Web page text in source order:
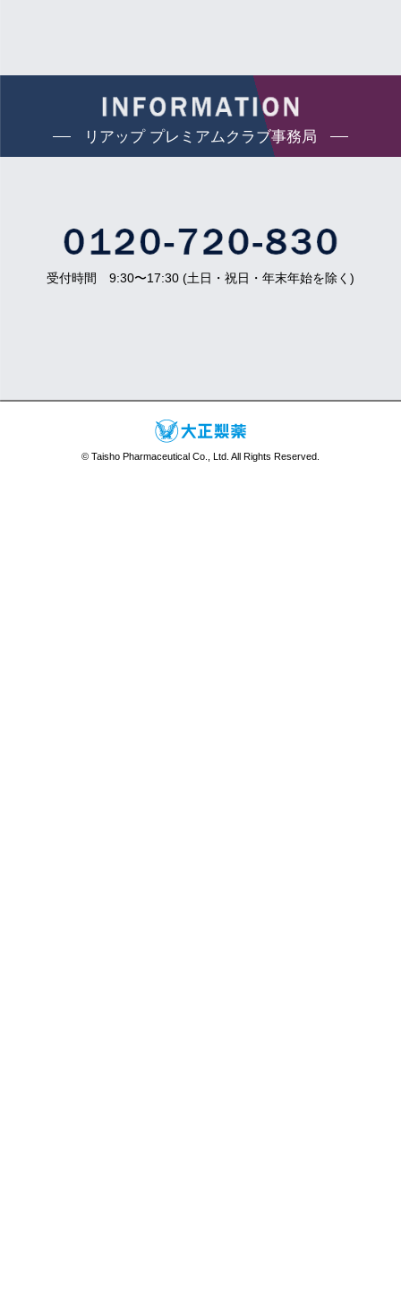
リアップ プレミアムクラブ事務局
受付時間 9:30〜17:30 (土日・祝日・年末年始を除く)
© Taisho Pharmaceutical Co., Ltd. All Rights Reserved.